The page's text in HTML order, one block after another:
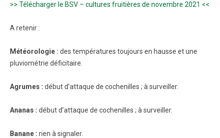
>> Télécharger le BSV – cultures fruitières de novembre 2021 <<
A retenir :
Météorologie : des températures toujours en hausse et une
pluviométrie déficitaire.
Agrumes : début d’attaque de cochenilles ; à surveiller.
Ananas : début d’attaque de cochenilles ; à surveiller.
Banane : rien à signaler.